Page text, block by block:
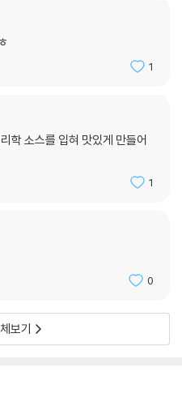
것만으로 내 이론 구성은 불가능
와 유재석 사이의 대화다.
이 출산하시지요?”
.”
분 고소할 수 없습니까?”
불과한 대화에 나오는 자막이다.
절반에 불과하다. 두 사람의 행동에
람들은 정신 산만하다며 어쩔 줄
1
학 소스를 입혀 맛있게 만들어
1
0
보기